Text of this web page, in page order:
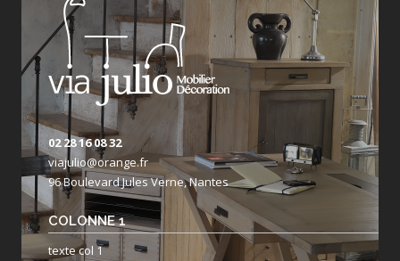
02 28 16 08 32
viajulio@orange.fr
96 Boulevard Jules Verne, Nantes
COLONNE 1
texte col 1